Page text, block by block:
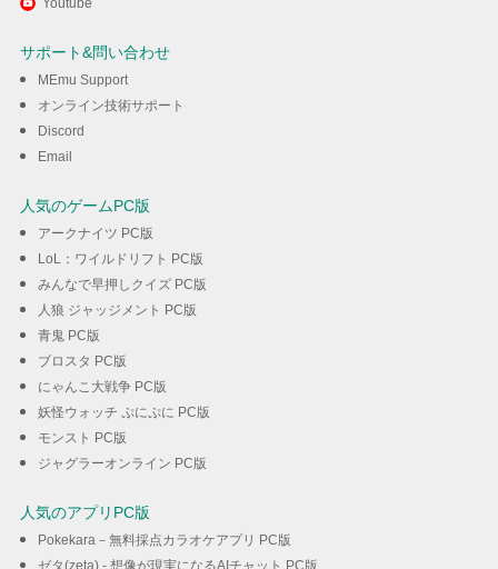
ンクシティを楽しむ
Youtube
サポート&問い合わせ
MEmu Support
オンライン技術サポート
Discord
Email
人気のゲームPC版
アークナイツ PC版
LoL：ワイルドリフト PC版
みんなで早押しクイズ PC版
人狼 ジャッジメント PC版
青鬼 PC版
ブロスタ PC版
にゃんこ大戦争 PC版
妖怪ウォッチ ぷにぷに PC版
モンスト PC版
ジャグラーオンライン PC版
人気のアプリPC版
Pokekara－無料採点カラオケアプリ PC版